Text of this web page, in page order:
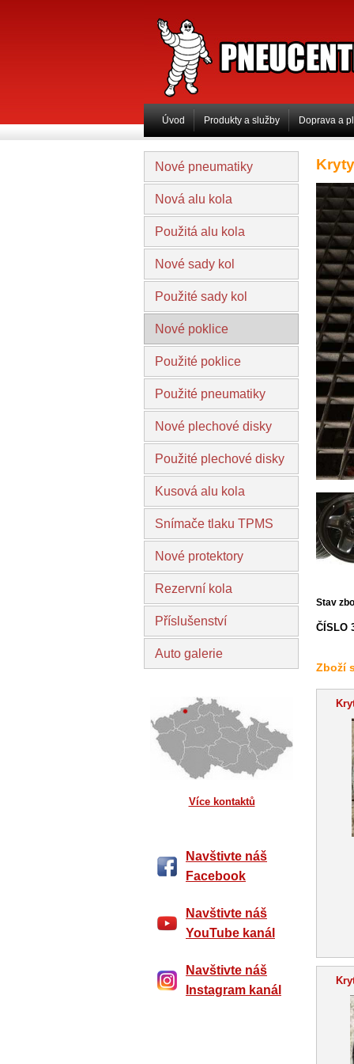
Úvod Produkty a služby Doprava a
Nové pneumatiky
Nová alu kola
Použitá alu kola
Nové sady kol
Použité sady kol
Nové poklice
Použité poklice
Použité pneumatiky
Nové plechové disky
Použité plechové disky
Kusová alu kola
Snímače tlaku TPMS
Nové protektory
Rezervní kola
Příslušenství
Auto galerie
Více kontaktů
Navštivte náš
Facebook
Navštivte náš
YouTube kanál
Navštivte náš
Instagram kanál
Stav
ČÍSLO
Zboží